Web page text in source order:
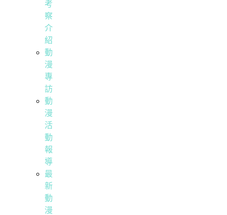
考
察
介
紹
動
漫
專
訪
動
漫
活
動
報
導
最
新
動
漫